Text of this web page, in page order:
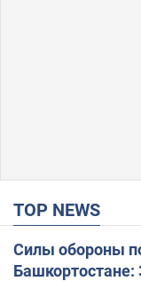
TOP NEWS
Силы обороны
Башкортостане: